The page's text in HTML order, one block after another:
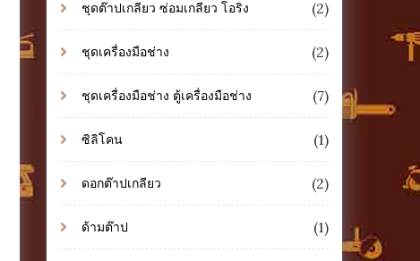
ชุดต๊าปเกลียว ซ่อมเกลียว โอริง (2)
ชุดเครื่องมือช่าง (2)
ชุดเครื่องมือช่าง ตู้เครื่องมือช่าง (7)
ซิลิโคน (1)
ดอกต๊าปเกลียว (2)
ด้ามต๊าป (1)